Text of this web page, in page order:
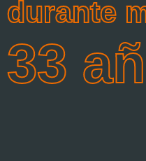
durante
33